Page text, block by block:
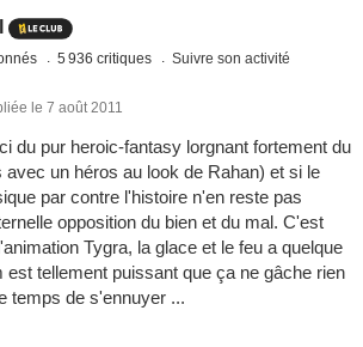
5 936 critiques Suivre son activité
le 7 août 2011
du pur heroic-fantasy lorgnant fortement du
un héros au look de Rahan) et si le
par contre l'histoire n'en reste pas
opposition du bien et du mal. C'est
Tygra, la glace et le feu a quelque
est tellement puissant que ça ne gâche rien
temps de s'ennuyer ...